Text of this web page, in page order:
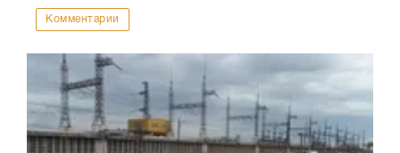
Комментарии